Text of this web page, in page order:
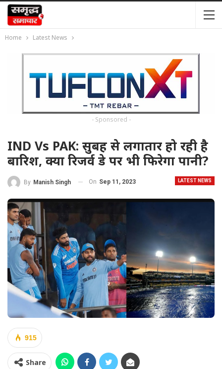
Home Latest News
- Sponsored -
IND Vs PAK: सुबह से लगातार हो रही है
बारिश, क्या रिजर्व डे पर भी फिरेगा पानी?
LATEST NEWS
By Manish Singh On Sep 11, 2023
915
Share